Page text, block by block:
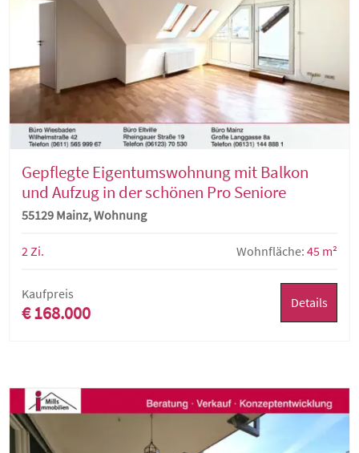
Gepflegte Eigentumswohnung mit Balkon
und Aufzug in der schönen Pro Seniore
Residenz Frankenhöhe
55129 Mainz, Wohnung
2 Zi. Wohnfläche: 45 m²
Kaufpreis
€ 168.000 Details